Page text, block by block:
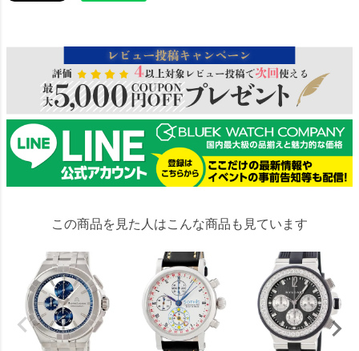
この商品を見た人はこんな商品も見ています